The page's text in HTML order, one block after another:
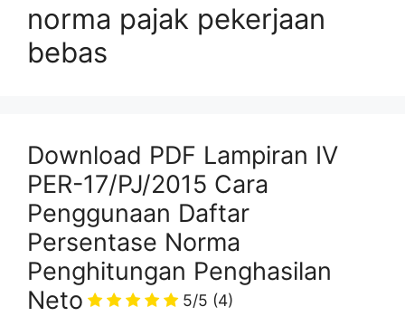
norma pajak pekerjaan
bebas
Download PDF Lampiran IV
PER-17/PJ/2015 Cara
Penggunaan Daftar
Persentase Norma
Penghitungan Penghasilan
Neto
5/5 (4)